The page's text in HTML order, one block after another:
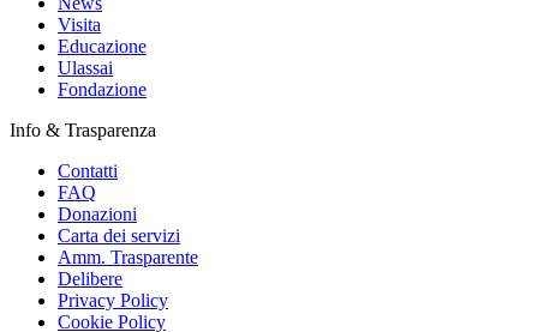
Visita
Educazione
Ulassai
Fondazione
Info & Trasparenza
Contatti
FAQ
Donazioni
Carta dei servizi
Amm. Trasparente
Delibere
Privacy Policy
Cookie Policy